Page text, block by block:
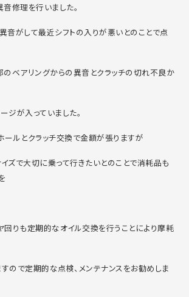
修理を行いました。
音がして最近シフトの入りが悪いとのことで点
のベアリングからの異音とクラッチの切れ不良か
ジが入っていました。
ールとクラッチ交換で金額が張りますが
ズで大切に乗って行きたいとのことで消耗品も
回りも定期的なオイル交換を行うことにより摩耗
ので定期的な点検、メンテナンスをお勧めしま